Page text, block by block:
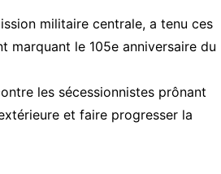
militaire centrale, a tenu ces
marquant le 105e anniversaire du
les sécessionnistes prônant
et faire progresser la